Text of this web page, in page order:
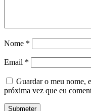
Nome *
Email *
Guardar o meu nome,
próxima vez que eu